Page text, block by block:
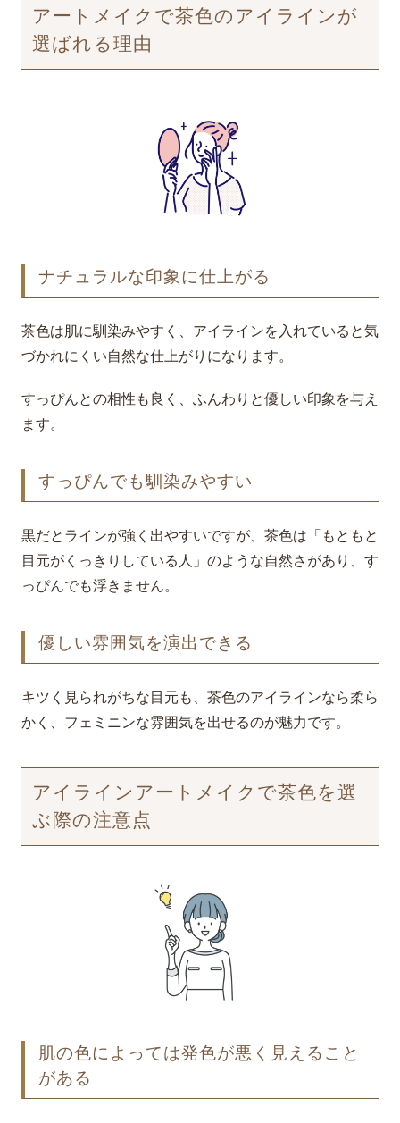
アートメイクで茶色のアイラインが
選ばれる理由
ナチュラルな印象に仕上がる
茶色は肌に馴染みやすく、アイラインを入れていると気
づかれにくい自然な仕上がりになります。
すっぴんとの相性も良く、ふんわりと優しい印象を与え
ます。
すっぴんでも馴染みやすい
黒だとラインが強く出やすいですが、茶色は「もともと
目元がくっきりしている人」のような自然さがあり、す
っぴんでも浮きません。
優しい雰囲気を演出できる
キツく見られがちな目元も、茶色のアイラインなら柔ら
かく、フェミニンな雰囲気を出せるのが魅力です。
アイラインアートメイクで茶色を選
ぶ際の注意点
肌の色によっては発色が悪く見えること
がある